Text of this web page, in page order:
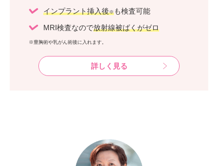
インプラント挿入後※ も検査可能
MRI検査なので放射線被ばくがゼロ
※豊胸術や乳がん術後に入れます。
詳しく見る